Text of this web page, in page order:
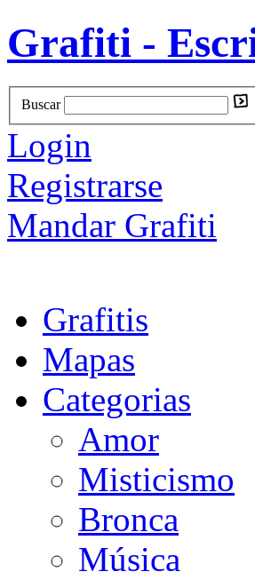
Grafiti -
Buscar
Login
Registrarse
Mandar Grafiti
Grafitis
Mapas
Categorias
Amor
Misticismo
Bronca
Música